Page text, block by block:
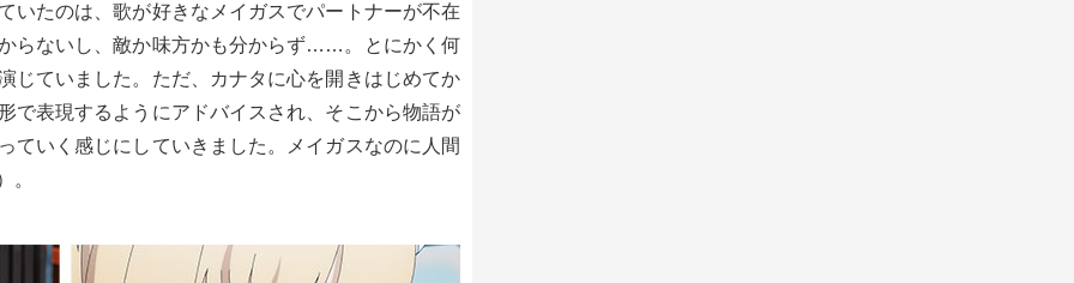
いたのは、歌が好きなメイガスでパートナーが不在
らないし、敵か味方かも分からず……。とにかく何
じていました。ただ、カナタに心を開きはじめてか
で表現するようにアドバイスされ、そこから物語が
ていく感じにしていきました。メイガスなのに人間
。